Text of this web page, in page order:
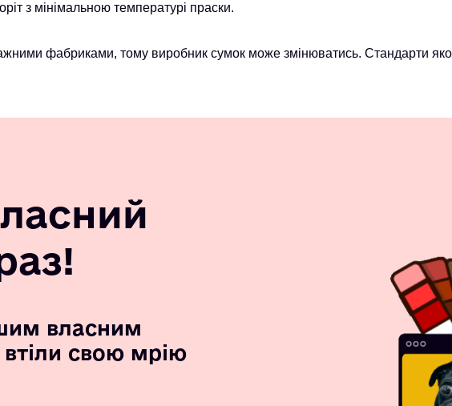
з мінімальною температурі праски.
фабриками, тому виробник сумок може змінюватись. Стандарти
власним
свою мрію